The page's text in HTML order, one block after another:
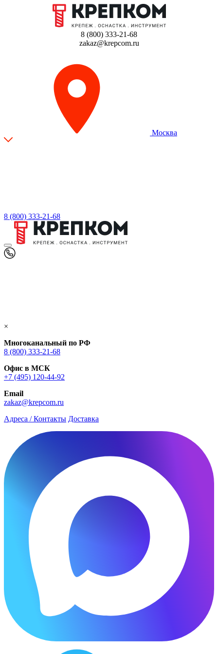
8 (800) 333-21-68
zakaz@krepcom.ru
Москва
8 (800) 333-21-68
×
Многоканальный по РФ
8 (800) 333‑21-68
Офис в МСК
+7 (495) 120-44-92
Email
zakaz@krepcom.ru
Адреса / Контакты Доставка